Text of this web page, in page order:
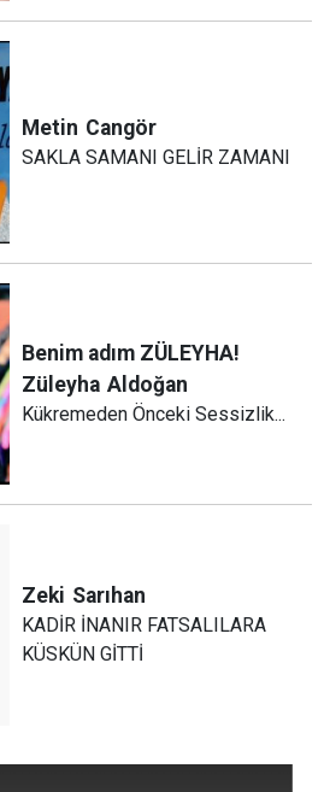
Metin Cangör
SAKLA SAMANI GELİR ZAMANI
Benim adım ZÜLEYHA!
Züleyha Aldoğan
Kükremeden Önceki Sessizlik...
Zeki Sarıhan
KADİR İNANIR FATSALILARA
KÜSKÜN GİTTİ